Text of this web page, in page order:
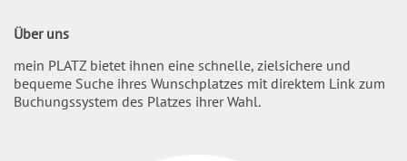
Über uns
mein PLATZ bietet ihnen eine schnelle, zielsichere und
bequeme Suche ihres Wunschplatzes mit direktem Link zum
Buchungssystem des Platzes ihrer Wahl.